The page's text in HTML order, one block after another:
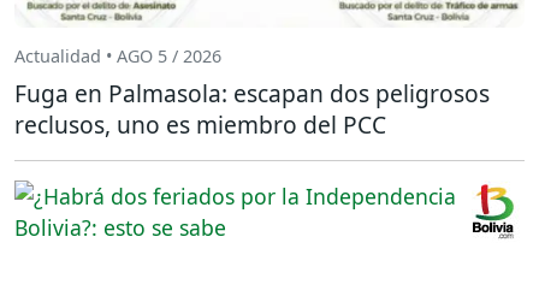
Actualidad • AGO 5 / 2026
Fuga en Palmasola: escapan dos peligrosos
reclusos, uno es miembro del PCC